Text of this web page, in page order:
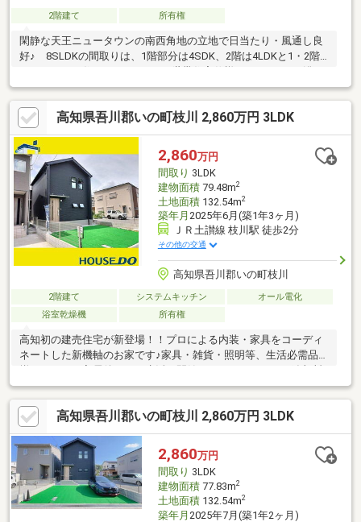
2階建て 所有権
閑静な天王ニュータウンの南西角地の立地で日当たり・風通し良
好♪ 8SLDKの間取りは、1階部分は4SDK、2階は4LDKと1・2階
それぞれでお住まいいただける2世帯住宅仕様♪ キッチンや浴
室、洗面所にトイレも各階にあります♪ 玄関も２つあり、１・2
階で独立して住むことも可能です♪
高知県吾川郡いの町枝川 2,860万円 3LDK
2,860万円
間取り 3LDK
建物面積79.48m2
土地面積132.54m2
築年月 2025年6月(築1年3ヶ月)
ＪＲ土讃線 枝川駅 徒歩2分
その他の交通
高知県吾川郡いの町枝川
2階建て システムキッチン
オール電化
浴室乾燥機
所有権
高知初の建売住宅が新登場！！プロによる内装・家具をコーディ
ネートした新機軸のお家です♪家具・雑貨・照明等、生活必需品が
金なし！！内容が気になりましたらお気軽にお問い合わせくださ
い♪シンプルな3LDK仕様でも家具付きだから生活をイメージしや
すく、プロコーディネーター提案の内装とインテリアで一味違っ
た建売住宅に仕上がっています津波や土砂ハザードエリアから外
れていて、電車通りまでは徒歩3分(約170m)と各方面へのアクセ
ス良好！比較的スーパーにも近いので、毎日のお買物に便利な点
も嬉しいですね♪
高知県吾川郡いの町枝川 2,860万円 3LDK
2,860万円
間取り 3LDK
建物面積77.83m2
土地面積132.54m2
築年月 2025年7月(築1年2ヶ月)